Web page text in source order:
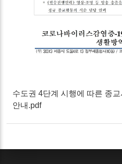
수도권 4단계 시행에 따른 종
안내.pdf